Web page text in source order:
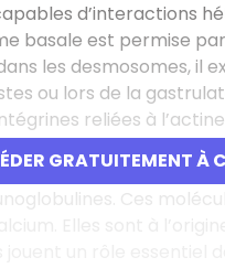
GRATUITEMENT À
d’interactions
basale est permise
les desmosomes, il
ou lors de la
reliées à
(ou Ig-CAM) sont
Ces